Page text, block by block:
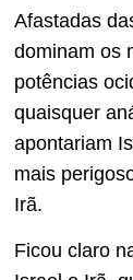
Afastadas
dominam os
potências
quaisquer
apontariam
mais
Irã.
Ficou claro